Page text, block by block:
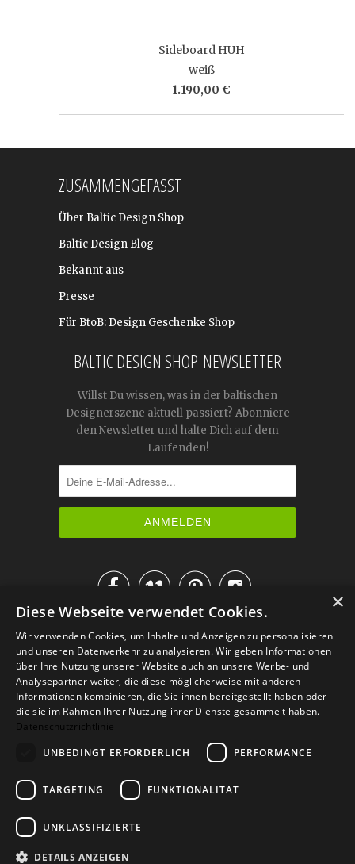
Sideboard HUH
weiß
1.190,00 €
ZUSAMMENGEFASST
Über Baltic Design Shop
Baltic Design Blog
Bekannt aus
Presse
Für BtoB: Design Geschenke Shop
BALTIC DESIGN SHOP-NEWSLETTER
Willst Du wissen, was in der baltischen
Designerszene aktuell passiert? Abonniere
den Newsletter und halte Dich auf dem
Laufenden!

IM KATALOG BLÄTTERN
Versand Zahlarten
Retoure
Widerrufsformular
×
Diese Webseite verwendet Cookies.
Wir verwenden Cookies, um Inhalte und Anzeigen zu personalisieren
und unseren Datenverkehr zu analysieren. Wir geben Informationen
über Ihre Nutzung unserer Website auch an unsere Werbe- und
Analysepartner weiter, die diese möglicherweise mit anderen
Informationen kombinieren, die Sie ihnen bereitgestellt haben oder
die sie im Rahmen Ihrer Nutzung ihrer Dienste gesammelt haben.
Datenschutzrichtlinie
UNBEDINGT ERFORDERLICH
PERFORMANCE
TARGETING FUNKTIONALITÄT
UNKLASSIFIZIERTE
DETAILS ANZEIGEN